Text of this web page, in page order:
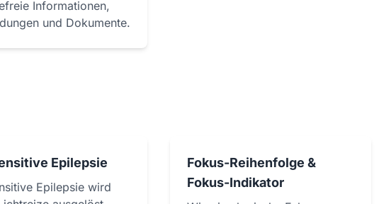
Informationen,
und Dokumente.
Epilepsie
Epilepsie wird
Fokus-Reihenfolge &
Fokus-Indikator